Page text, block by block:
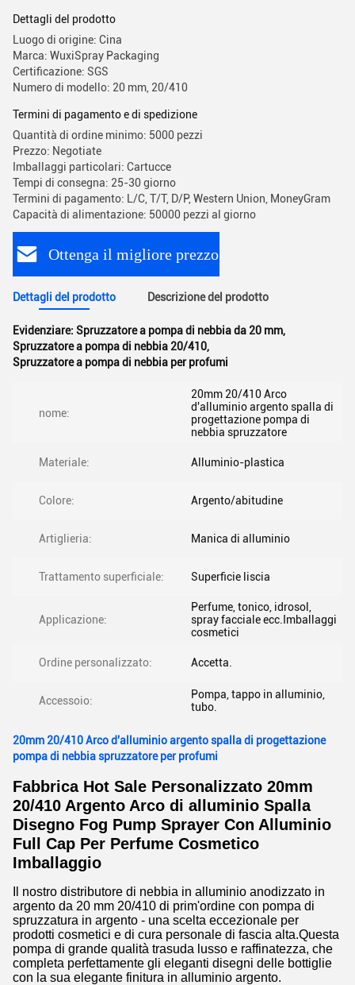
Dettagli del prodotto
Luogo di origine: Cina
Marca: WuxiSpray Packaging
Certificazione: SGS
Numero di modello: 20 mm, 20/410
Termini di pagamento e di spedizione
Quantità di ordine minimo: 5000 pezzi
Prezzo: Negotiate
Imballaggi particolari: Cartucce
Tempi di consegna: 25-30 giorno
Termini di pagamento: L/C, T/T, D/P, Western Union, MoneyGram
Capacità di alimentazione: 50000 pezzi al giorno
Ottenga il migliore prezzo
Dettagli del prodotto Descrizione del prodotto
Evidenziare: Spruzzatore a pompa di nebbia da 20 mm,
Spruzzatore a pompa di nebbia 20/410,
Spruzzatore a pompa di nebbia per profumi
nome:
20mm 20/410 Arco
d'alluminio argento spalla di
progettazione pompa di
nebbia spruzzatore
Materiale: Alluminio-plastica
Colore: Argento/abitudine
Artiglieria: Manica di alluminio
Trattamento superficiale: Superficie liscia
Applicazione:
Perfume, tonico, idrosol,
spray facciale ecc.Imballaggi
cosmetici
Ordine personalizzato: Accetta.
Accessoio:
Pompa, tappo in alluminio,
tubo.
20mm 20/410 Arco d'alluminio argento spalla di progettazione
pompa di nebbia spruzzatore per profumi
Fabbrica Hot Sale Personalizzato 20mm
20/410 Argento Arco di alluminio Spalla
Disegno Fog Pump Sprayer Con Alluminio
Full Cap Per Perfume Cosmetico
Imballaggio
Il nostro distributore di nebbia in alluminio anodizzato in
argento da 20 mm 20/410 di prim'ordine con pompa di
spruzzatura in argento - una scelta eccezionale per
prodotti cosmetici e di cura personale di fascia alta.Questa
pompa di grande qualità trasuda lusso e raffinatezza, che
completa perfettamente gli eleganti disegni delle bottiglie
con la sua elegante finitura in alluminio argento.